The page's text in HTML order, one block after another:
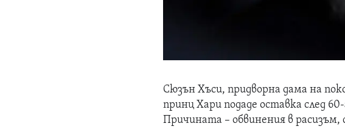
Сюзън Хъси, придворна дама на
принц Хари подаде оставка след
Причината – обвинения в расизъм,